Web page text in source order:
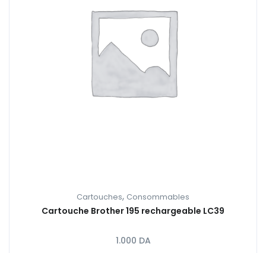
Cartouches, Consommables
Cartouche Brother 195 rechargeable LC39
1.000 DA